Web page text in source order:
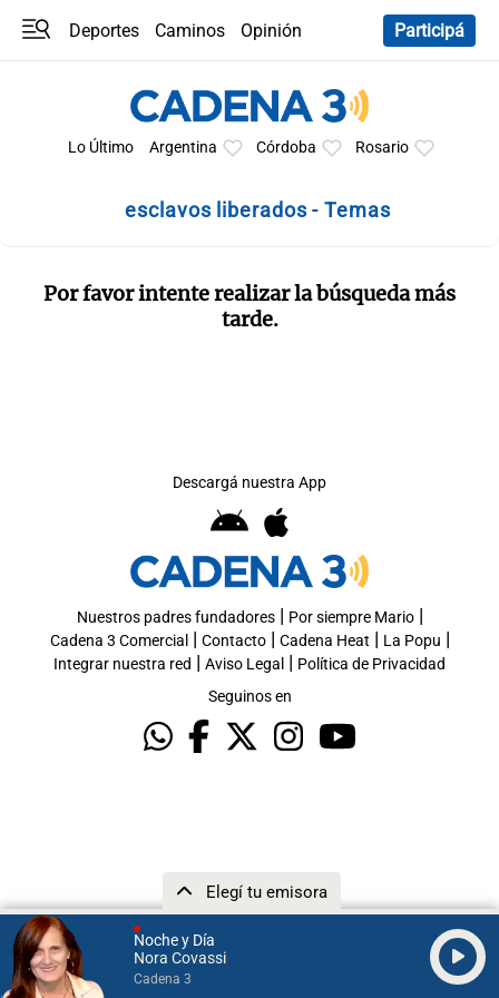
Noche y Día
Nora Covassi
Cadena 3
Elegí tu emisora
Deportes Caminos
Opinión
Participá
Lo Último Argentina Córdoba Rosario
esclavos liberados - Temas
Por favor intente realizar la búsqueda más
tarde.
Descargá nuestra App
Nuestros padres fundadores| Por siempre Mario|
Cadena 3 Comercial | Contacto| Cadena Heat | La Popu |
Integrar nuestra red | Aviso Legal | Política de Privacidad
Seguinos en